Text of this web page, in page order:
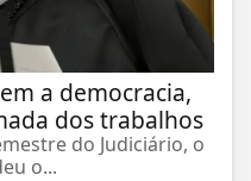
a democracia,
dos trabalhos
do Judiciário, o
o...